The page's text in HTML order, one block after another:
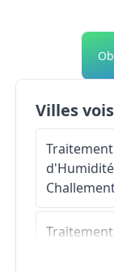
Villes
Traitement
Traitement